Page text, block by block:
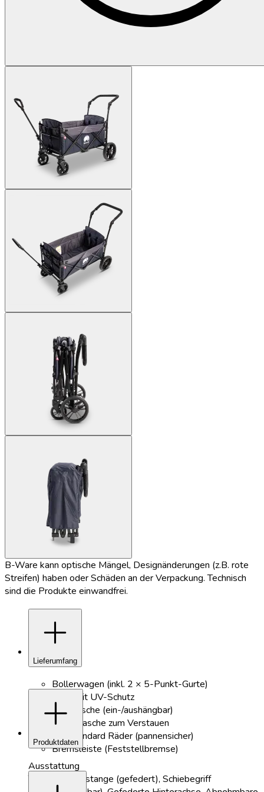
B-Ware kann optische Mängel, Designänderungen (z.B. rote
Streifen) haben oder Schäden an der Verpackung. Technisch
sind die Produkte einwandfrei.
add
Lieferumfang
Bollerwagen (inkl. 2 × 5-Punkt-Gurte)
Dach mit UV-Schutz
Hecktasche (ein-/aushängbar)
Schutztasche zum Verstauen
4 × Standard Räder (pannensicher)
Bremsleiste (Feststellbremse)
add
Produktdaten
Ausstattung
Teleskop-Zugstange (gefedert), Schiebegriff